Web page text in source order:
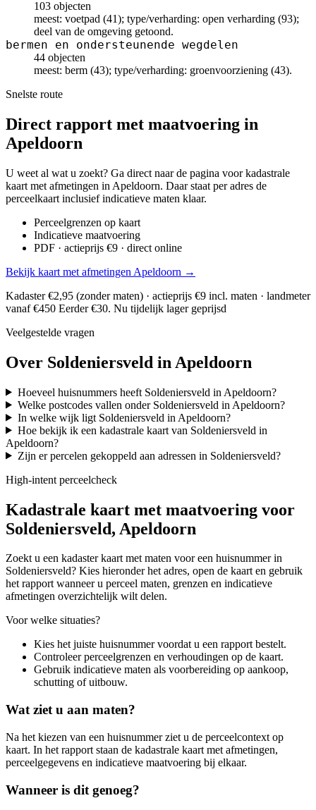
103 objecten
meest: voetpad (41); type/verharding: open verharding (93);
deel van de omgeving getoond.
bermen en ondersteunende wegdelen
44 objecten
meest: berm (43); type/verharding: groenvoorziening (43).
Snelste route
Direct rapport met maatvoering in
Apeldoorn
U weet al wat u zoekt? Ga direct naar de pagina voor kadastrale
kaart met afmetingen in Apeldoorn. Daar staat per adres de
perceelkaart inclusief indicatieve maten klaar.
Perceelgrenzen op kaart
Indicatieve maatvoering
PDF · actieprijs €9 · direct online
Bekijk kaart met afmetingen Apeldoorn →
Kadaster €2,95 (zonder maten) · actieprijs €9 incl. maten · landmeter
vanaf €450 Eerder €30. Nu tijdelijk lager geprijsd
Veelgestelde vragen
Over Soldeniersveld in Apeldoorn
Hoeveel huisnummers heeft Soldeniersveld in Apeldoorn?
Welke postcodes vallen onder Soldeniersveld in Apeldoorn?
In welke wijk ligt Soldeniersveld in Apeldoorn?
Hoe bekijk ik een kadastrale kaart van Soldeniersveld in
Apeldoorn?
Zijn er percelen gekoppeld aan adressen in Soldeniersveld?
High-intent perceelcheck
Kadastrale kaart met maatvoering voor
Soldeniersveld, Apeldoorn
Zoekt u een kadaster kaart met maten voor een huisnummer in
Soldeniersveld? Kies hieronder het adres, open de kaart en gebruik
het rapport wanneer u perceel maten, grenzen en indicatieve
afmetingen overzichtelijk wilt delen.
Voor welke situaties?
Kies het juiste huisnummer voordat u een rapport bestelt.
Controleer perceelgrenzen en verhoudingen op de kaart.
Gebruik indicatieve maten als voorbereiding op aankoop,
schutting of uitbouw.
Wat ziet u aan maten?
Na het kiezen van een huisnummer ziet u de perceelcontext op
kaart. In het rapport staan de kadastrale kaart met afmetingen,
perceelgegevens en indicatieve maatvoering bij elkaar.
Wanneer is dit genoeg?